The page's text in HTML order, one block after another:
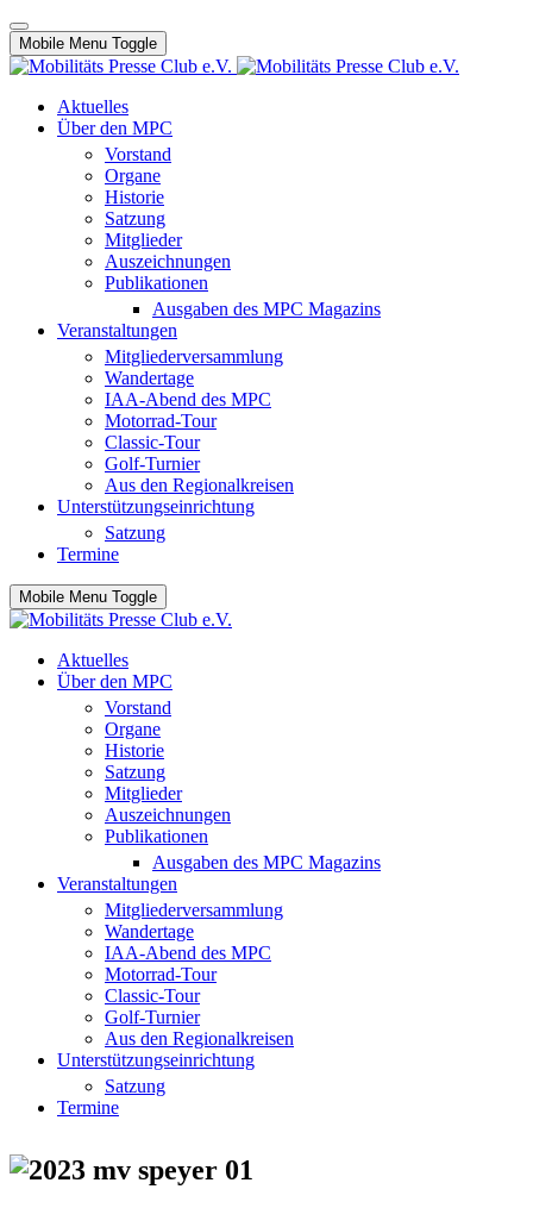
Mobile Menu Toggle
Aktuelles
Über den MPC
Vorstand
Organe
Historie
Satzung
Mitglieder
Auszeichnungen
Publikationen
Ausgaben des MPC Magazins
Veranstaltungen
Mitgliederversammlung
Wandertage
IAA-Abend des MPC
Motorrad-Tour
Classic-Tour
Golf-Turnier
Aus den Regionalkreisen
Unterstützungseinrichtung
Satzung
Termine
Mobile Menu Toggle
Aktuelles
Über den MPC
Vorstand
Organe
Historie
Satzung
Mitglieder
Auszeichnungen
Publikationen
Ausgaben des MPC Magazins
Veranstaltungen
Mitgliederversammlung
Wandertage
IAA-Abend des MPC
Motorrad-Tour
Classic-Tour
Golf-Turnier
Aus den Regionalkreisen
Unterstützungseinrichtung
Satzung
Termine